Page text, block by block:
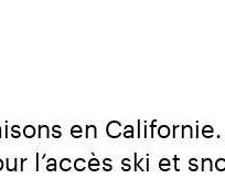
en
l’accès ski et